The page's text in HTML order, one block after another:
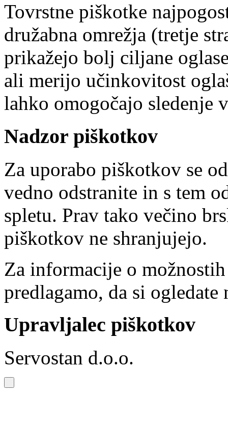
Tovrstne piškotke
družabna omrežja (tretje
prikažejo bolj ciljane
ali merijo učinkovitost
lahko omogočajo sledenje
Nadzor piškotkov
Za uporabo piškotkov se
vedno odstranite in s tem
spletu. Prav tako večino
piškotkov ne shranjujejo.
Za informacije o
predlagamo, da si ogledate
Upravljalec piškotkov
Servostan d.o.o.